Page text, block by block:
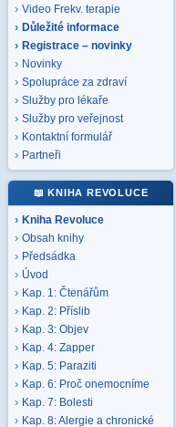
Video Frekv. terapie
Důležité informace
Registrace – novinky
Novinky
Spolupráce za zdraví
Služby pro lékaře
Služby pro veřejnost
Kontaktní formulář
Partneři
📖 KNIHA REVOLUCE
Kniha Revoluce
Obsah knihy
Předsádka
Úvod
Kap. 1: Čtenářům
Kap. 2: Příslib
Kap. 3: Objev
Kap. 4: Zapper
Kap. 5: Paraziti
Kap. 6: Proč onemocníme
Kap. 7: Bolesti
Kap. 8: Alergie a chronické